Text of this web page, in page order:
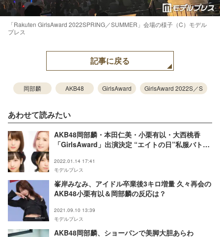
「Rakuten GirlsAward 2022SPRING／SUMMER」会場の様子（C）モデル
プレス
記事に戻る
岡部麟 AKB48 GirlsAward GirlsAward 2022S／S
あわせて読みたい
AKB48岡部麟・本田仁美・小栗有以・大西桃香
「GirlsAward」出演決定 “エイトの日”私服バトル
2022.01.14 17:41
モデルプレス
峯岸みなみ、アイドル卒業後3キロ増量 久々再会の
AKB48小栗有以＆岡部麟の反応は？
2021.09.10 13:39
モデルプレス
AKB48岡部麟、ショーパンで美脚大胆あらわ